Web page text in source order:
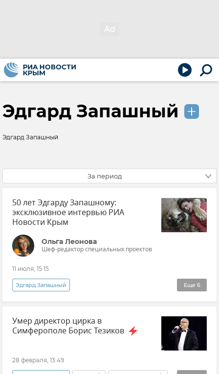
Эдгард Запашный
Эдгард Запашный
За период
50 лет Эдгарду Запашному:
эксклюзивное интервью РИА
Новости Крым
Ольга Леонова
Шеф-редактор специальных проектов
11 июля, 15:15
Еще 6
Эдгард Запашный
Эксклюзивы РИА Новости Крым Крым
Ялта Цирк
Интервью
Умер директор цирка в
Симферополе Борис Тезиков
28 февраля, 13:49